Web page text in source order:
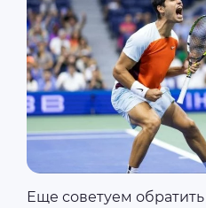
Еще советуем